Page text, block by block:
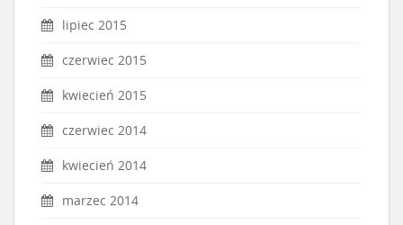
lipiec 2015
czerwiec 2015
kwiecień 2015
czerwiec 2014
kwiecień 2014
marzec 2014